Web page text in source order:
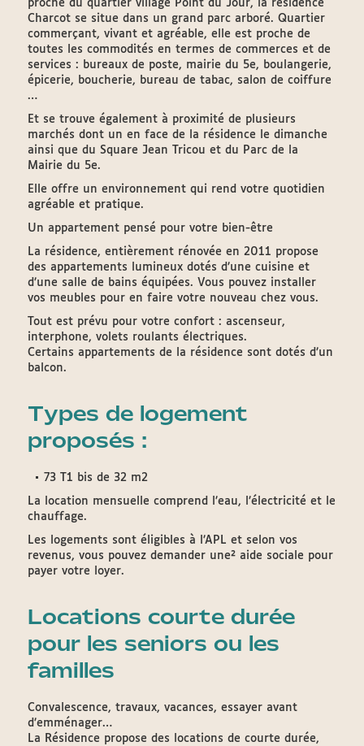
proche du quartier village Point du Jour, la résidence
Charcot se situe dans un grand parc arboré. Quartier
commerçant, vivant et agréable, elle est proche de
toutes les commodités en termes de commerces et de
services : bureaux de poste, mairie du 5e, boulangerie,
épicerie, boucherie, bureau de tabac, salon de coiffure
…
Et se trouve également à proximité de plusieurs
marchés dont un en face de la résidence le dimanche
ainsi que du Square Jean Tricou et du Parc de la
Mairie du 5e.
Elle offre un environnement qui rend votre quotidien
agréable et pratique.
Un appartement pensé pour votre bien-être
La résidence, entièrement rénovée en 2011 propose
des appartements lumineux dotés d’une cuisine et
d’une salle de bains équipées. Vous pouvez installer
vos meubles pour en faire votre nouveau chez vous.
Tout est prévu pour votre confort : ascenseur,
interphone, volets roulants électriques.
Certains appartements de la résidence sont dotés d’un
balcon.
Types de logement
proposés :
73 T1 bis de 32 m2
La location mensuelle comprend l’eau, l’électricité et le
chauffage.
Les logements sont éligibles à l’APL et selon vos
revenus, vous pouvez demander une² aide sociale pour
payer votre loyer.
Locations courte durée
pour les seniors ou les
familles
Convalescence, travaux, vacances, essayer avant
d’emménager…
La Résidence propose des locations de courte durée,